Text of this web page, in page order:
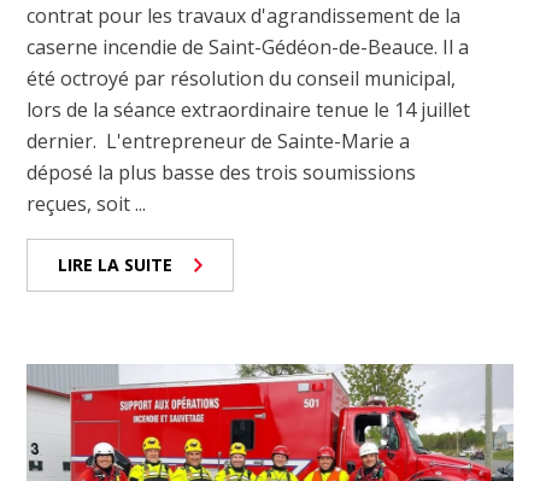
contrat pour les travaux d'agrandissement de la
caserne incendie de Saint-Gédéon-de-Beauce. Il a
été octroyé par résolution du conseil municipal,
lors de la séance extraordinaire tenue le 14 juillet
dernier. L'entrepreneur de Sainte-Marie a
déposé la plus basse des trois soumissions
reçues, soit ...
LIRE LA SUITE